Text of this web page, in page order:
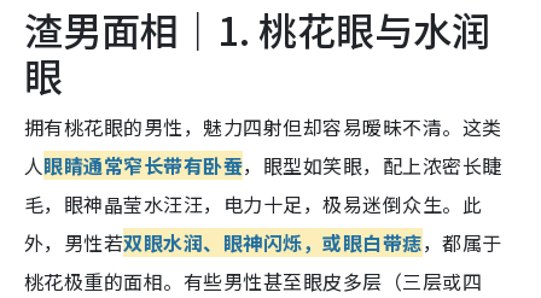
渣男面相｜1. 桃花眼与水润
眼
拥有桃花眼的男性，魅力四射但却容易暧昧不清。这类
人眼睛通常窄长带有卧蚕，眼型如笑眼，配上浓密长睫
毛，眼神晶莹水汪汪，电力十足，极易迷倒众生。此
外，男性若双眼水润、眼神闪烁，或眼白带痣，都属于
桃花极重的面相。有些男性甚至眼皮多层（三层或四